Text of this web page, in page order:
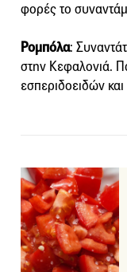
φορές το
Ρομπόλα:
στην Κεφαλονιά.
εσπεριδοειδών